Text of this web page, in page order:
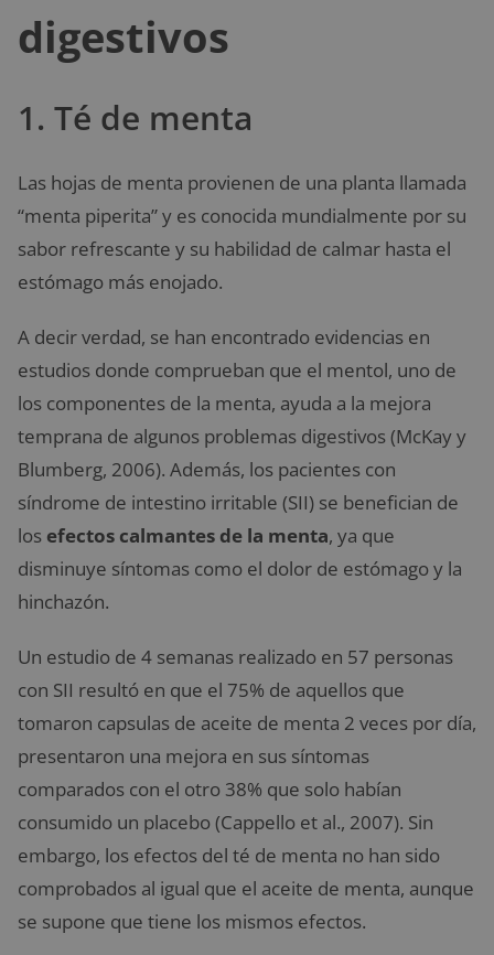
digestivos
1. Té de menta
Las hojas de menta provienen de una planta llamada
“menta piperita” y es conocida mundialmente por su
sabor refrescante y su habilidad de calmar hasta el
estómago más enojado.
A decir verdad, se han encontrado evidencias en
estudios donde comprueban que el mentol, uno de
los componentes de la menta, ayuda a la mejora
temprana de algunos problemas digestivos (McKay y
Blumberg, 2006). Además, los pacientes con
síndrome de intestino irritable (SII) se benefician de
los efectos calmantes de la menta, ya que
disminuye síntomas como el dolor de estómago y la
hinchazón.
Un estudio de 4 semanas realizado en 57 personas
con SII resultó en que el 75% de aquellos que
tomaron capsulas de aceite de menta 2 veces por día,
presentaron una mejora en sus síntomas
comparados con el otro 38% que solo habían
consumido un placebo (Cappello et al., 2007). Sin
embargo, los efectos del té de menta no han sido
comprobados al igual que el aceite de menta, aunque
se supone que tiene los mismos efectos.